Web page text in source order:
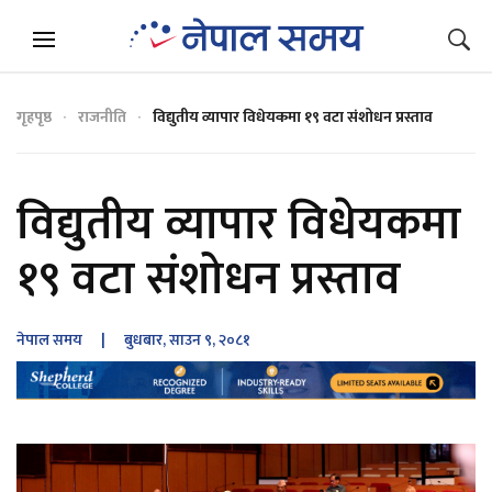
गृहपृष्ठ राजनीति विद्युतीय व्यापार विधेयकमा १९ वटा संशोधन प्रस्ताव
विद्युतीय व्यापार विधेयकमा
१९ वटा संशोधन प्रस्ताव
नेपाल समय | बुधबार, साउन ९, २०८१